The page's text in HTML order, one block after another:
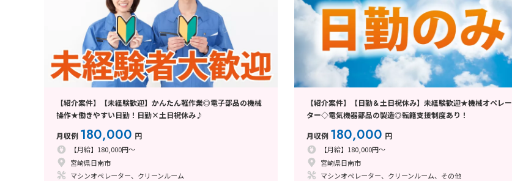
【紹介案件】【未経験歓迎】かんたん軽作業◎電子部品の機械
操作★働きやすい日勤！日勤×土日祝休み♪
月収例 180,000 円
【月給】180,000円～
宮崎県日南市
マシンオペレーター、クリーンルーム
【紹介案件】【日勤＆土日祝休み】未経験歓迎★機械オペレー
ター◇電気機器部品の製造◎転籍支援制度あり！
月収例 180,000 円
【月給】180,000円～
宮崎県日南市
マシンオペレーター、クリーンルーム、その他